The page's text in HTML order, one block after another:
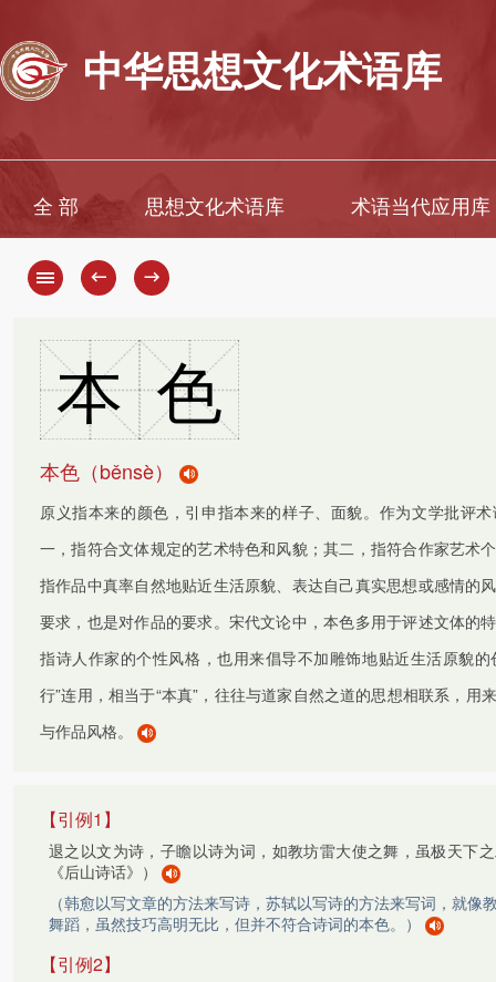
中华思想文化术语库
全 部 思想文化术语库 术语当代应用库
← →
本 色
本色（běnsè）
原义指本来的颜色，引申指本来的样子、面貌。作为文学批评
一，指符合文体规定的艺术特色和风貌；其二，指符合作家艺术
指作品中真率自然地贴近生活原貌、表达自己真实思想或感情的
要求，也是对作品的要求。宋代文论中，本色多用于评述文体的
指诗人作家的个性风格，也用来倡导不加雕饰地贴近生活原貌的
行”连用，相当于“本真”，往往与道家自然之道的思想相联系，用
与作品风格。
【引例1】
退之以文为诗，子瞻以诗为词，如教坊雷大使之舞，虽极天下
《后山诗话》）
（韩愈以写文章的方法来写诗，苏轼以写诗的方法来写词，就像
舞蹈，虽然技巧高明无比，但并不符合诗词的本色。）
【引例2】